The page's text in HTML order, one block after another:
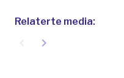
Relaterte media:
navigate_next